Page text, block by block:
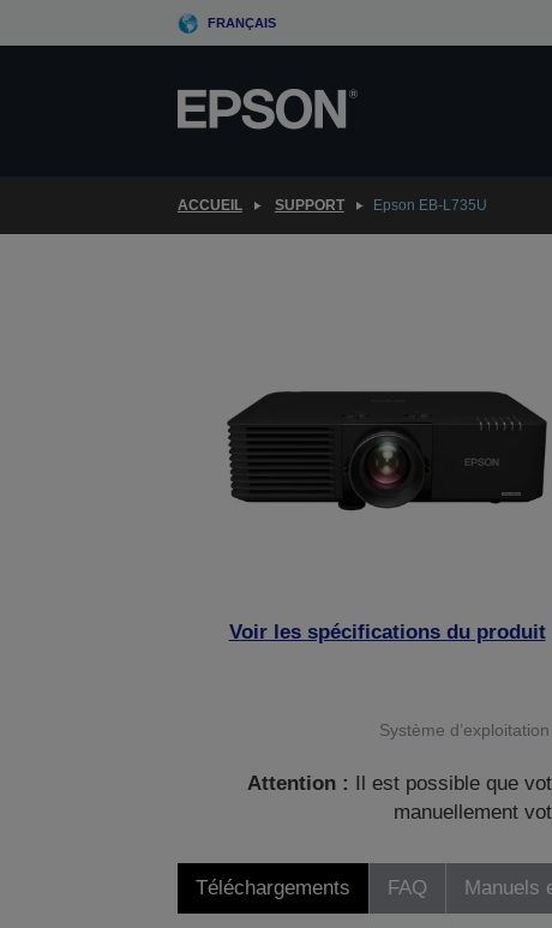
to
FRANÇAIS
ACCUEIL SUPPORT Epson EB-L735U
Voir les spécifications du produit
Système d’exploitation
Attention :
Il est possible que
manuellement
Téléchargements FAQ Manuels